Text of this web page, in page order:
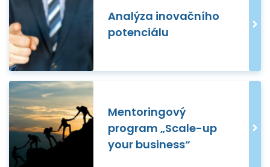
Analýza inovačního
potenciálu
Mentoringový
program „Scale-up
your business“